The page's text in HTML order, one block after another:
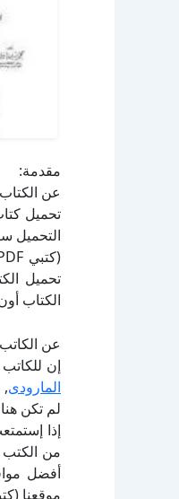
مقدمة:
عن
الكتاب
عن
إن
المارودى,
لم تكن
إذا
أفضل